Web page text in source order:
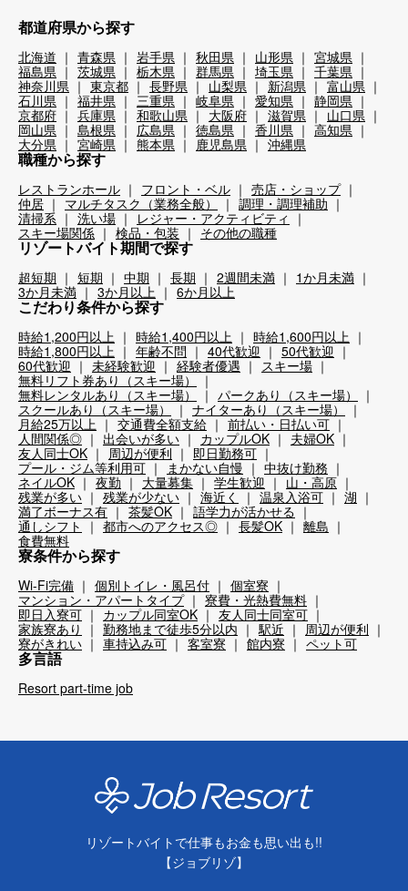
都道府県から探す
北海道 青森県 岩手県 秋田県 山形県
宮城県
福島県
茨城県 栃木県 群馬県 埼玉県
千葉県
神奈川県
東京都 長野県 山梨県 新潟県
富山県
石川県
福井県 三重県 岐阜県 愛知県
静岡県
京都府
兵庫県 和歌山県 大阪府 滋賀県
山口県
岡山県
島根県 広島県 徳島県 香川県
高知県
大分県
宮崎県 熊本県 鹿児島県 沖縄県
職種から探す
レストランホール フロント・ベル
売店・ショップ
仲居
マルチタスク（業務全般）
調理・調理補助
清掃系
洗い場
レジャー・アクティビティ
スキー場関係
検品・包装 その他の職種
リゾートバイト期間で探す
超短期 短期 中期 長期 2週間未満
1か月未満
3か月未満
3か月以上 6か月以上
こだわり条件から探す
時給1,200円以上 時給1,400円以上
時給1,600円以上
時給1,800円以上
年齢不問 40代歓迎
50代歓迎
60代歓迎
未経験歓迎 経験者優遇
スキー場
無料リフト券あり（スキー場）
無料レンタルあり（スキー場）
パークあり（スキー場）
スクールあり（スキー場）
ナイターあり（スキー場）
月給25万以上
交通費全額支給
前払い・日払い可
人間関係◎
出会いが多い カップルOK
夫婦OK
友人同士OK
周辺が便利
即日勤務可
プール・ジム等利用可
まかない自慢
中抜け勤務
ネイルOK
夜勤 大量募集 学生歓迎
山・高原
残業が多い
残業が少ない 海近く 温泉入浴可
湖
満了ボーナス有
茶髪OK
語学力が活かせる
通しシフト
都市へのアクセス◎ 長髪OK
離島
食費無料
寮条件から探す
Wi-Fi完備 個別トイレ・風呂付
個室寮
マンション・アパートタイプ
寮費・光熱費無料
即日入寮可
カップル同室OK
友人同士同室可
家族寮あり
勤務地まで徒歩5分以内 駅近
周辺が便利
寮がきれい
車持込み可 客室寮 館内寮 ペット可
多言語
Resort part-time job
リゾートバイトで仕事もお金も思い出も!!
【ジョブリゾ】